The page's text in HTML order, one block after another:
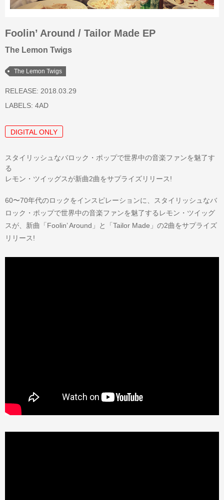
Foolin’ Around / Tailor Made EP
The Lemon Twigs
The Lemon Twigs
RELEASE: 2018.03.29
LABELS: 4AD
DIGITAL ONLY
スタイリッシュなバロック・ポップで世界中の音楽ファンを魅了す
る
レモン・ツイッグスが新曲2曲をサプライズリリース!
60〜70年代のロックをインスピレーションに、スタイリッシュなバ
ロック・ポップで世界中の音楽ファンを魅了するレモン・ツイッグ
スが、新曲「Foolin’ Around」と「Tailor Made」の2曲をサプライズ
リリース!